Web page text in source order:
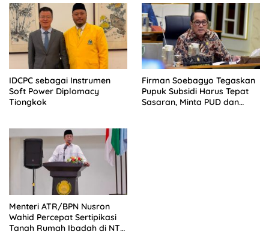
IDCPC sebagai Instrumen
Soft Power Diplomacy
Tiongkok
Firman Soebagyo Tegaskan
Pupuk Subsidi Harus Tepat
Sasaran, Minta PUD dan
Menteri ATR/BPN Nusron
Wahid Percepat Sertipikasi
Tanah Rumah Ibadah di NTT,